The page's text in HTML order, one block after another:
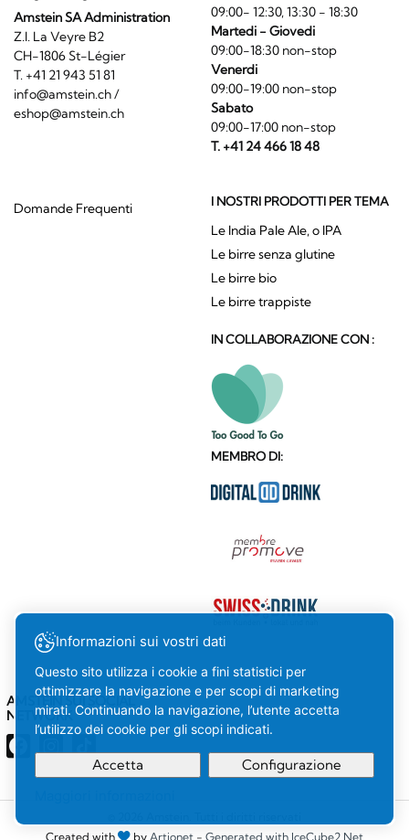
Amstein SA Administration
Z.I. La Veyre B2
CH-1806 St-Légier
T. +41 21 943 51 81
info@amstein.ch/
eshop@amstein.ch
09:00- 12:30, 13:30 - 18:30
Martedi - Giovedi
09:00-18:30 non-stop
Venerdi
09:00-19:00 non-stop
Sabato
09:00-17:00 non-stop
T. +41 24 466 18 48
Domande Frequenti I NOSTRI PRODOTTI PER TEMA
Le India Pale Ale, o IPA
Le birre senza glutine
Le birre bio
Le birre trappiste
IN COLLABORAZIONE CON :
MEMBRO DI:
AMSTEIN SUI SOCIAL
NETWORK
Created with
by Artionet - Generated with IceCube2.Net
Informazioni sui vostri dati
Questo sito utilizza i cookie a fini statistici per
ottimizzare la navigazione e per scopi di marketing
mirati. Continuando la navigazione, l’utente accetta
l’utilizzo dei cookie per gli scopi indicati.
Accetta Configurazione